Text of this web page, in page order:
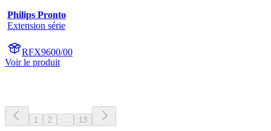
Philips Pronto
Extension série
RFX9600/00
Voir le produit
1 2 13